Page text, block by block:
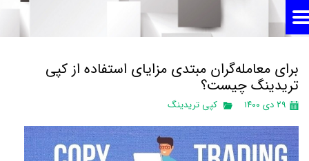
برای معامله‌گران مبتدی مزایای استفاده از کپی
تریدینگ چیست؟
۲۹ دی ۱۴۰۰ کپی تریدینگ